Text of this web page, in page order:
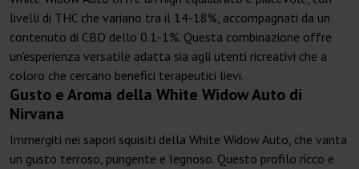
livelli di THC che variano tra il 14-18%, accompagnati da un
contenuto di CBD dello 0.1-1%. Questa combinazione offre
un'esperienza versatile adatta sia agli utenti ricreativi che a
coloro che cercano benefici terapeutici lievi.
Gusto e Aroma della White Widow Auto di
Nirvana
Immergiti nei sapori squisiti della White Widow Auto, che vanta
un gusto terroso, pungente e legnoso. Questo profilo ricco e